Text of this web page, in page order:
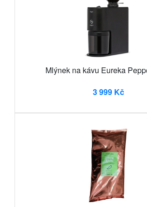
Mlýnek na kávu Eureka
3 999 Kč